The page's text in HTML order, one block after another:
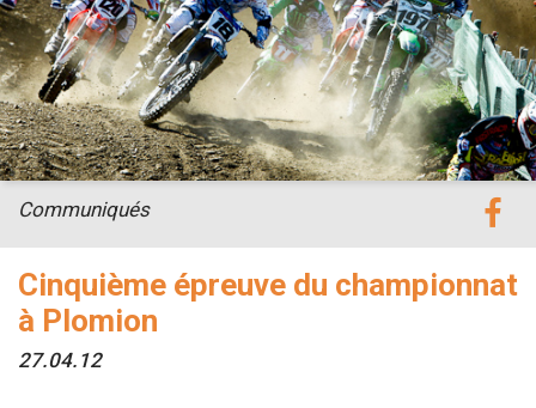
Cinquième épreuve du championnat
à Plomion
27.04.12
Communiqués